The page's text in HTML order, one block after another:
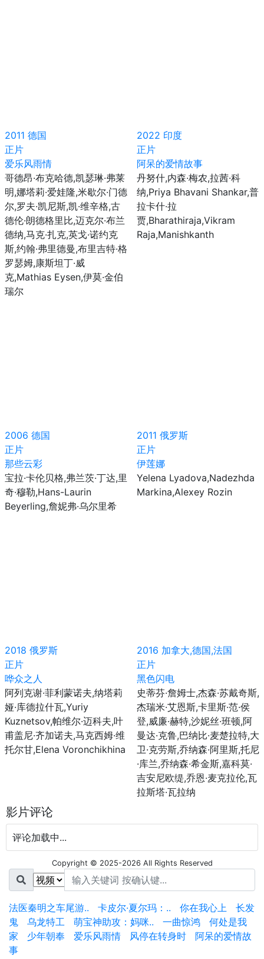
2011 德国
正片
爱乐风雨情
哥德昂·布克哈德,凯瑟琳·弗莱
明,娜塔莉·爱娃隆,米歇尔·门德
尔,罗夫·凯尼斯,凯·维辛格,古
德伦·朗德格里比,迈克尔·布兰
德纳,马克·扎克,英戈·诺约克
斯,约翰·弗里德曼,布里吉特·格
罗瑟姆,康斯坦丁·威
克,Mathias Eysen,伊莫·金伯
瑞尔
2022 印度
正片
阿呆的爱情故事
丹努什,内森·梅农,拉茜·科
纳,Priya Bhavani Shankar,普
拉卡什·拉
贾,Bharathiraja,Vikram
Raja,Manishkanth
2006 德国
正片
那些云彩
宝拉·卡伦贝格,弗兰茨·丁达,里
奇·穆勒,Hans-Laurin
Beyerling,詹妮弗·乌尔里希
2011 俄罗斯
正片
伊莲娜
Yelena Lyadova,Nadezhda
Markina,Alexey Rozin
2018 俄罗斯
正片
哗众之人
阿列克谢·菲利蒙诺夫,纳塔莉
娅·库德拉什瓦,Yuriy
Kuznetsov,帕维尔·迈科夫,叶
甫盖尼·齐加诺夫,马克西姆·维
托尔甘,Elena Voronchikhina
2016 加拿大,德国,法国
正片
黑色闪电
史蒂芬·詹姆士,杰森·苏戴奇斯,
杰瑞米·艾恩斯,卡里斯·范·侯
登,威廉·赫特,沙妮丝·班顿,阿
曼达·克鲁,巴纳比·麦楚拉特,大
卫·克劳斯,乔纳森·阿里斯,托尼
·库兰,乔纳森·希金斯,嘉科莫·
吉安尼欧缇,乔恩·麦克拉伦,瓦
拉斯塔·瓦拉纳
影片评论
评论加载中...
Copyright © 2025-2026 All Rights Reserved
法医秦明之车尾游.. 卡皮尔·夏尔玛：.. 你在我心上
长发
鬼
乌龙特工 萌宝神助攻：妈咪.. 一曲惊鸿
何处是我
家
少年朝奉 爱乐风雨情 风停在转身时
阿呆的爱情故
事